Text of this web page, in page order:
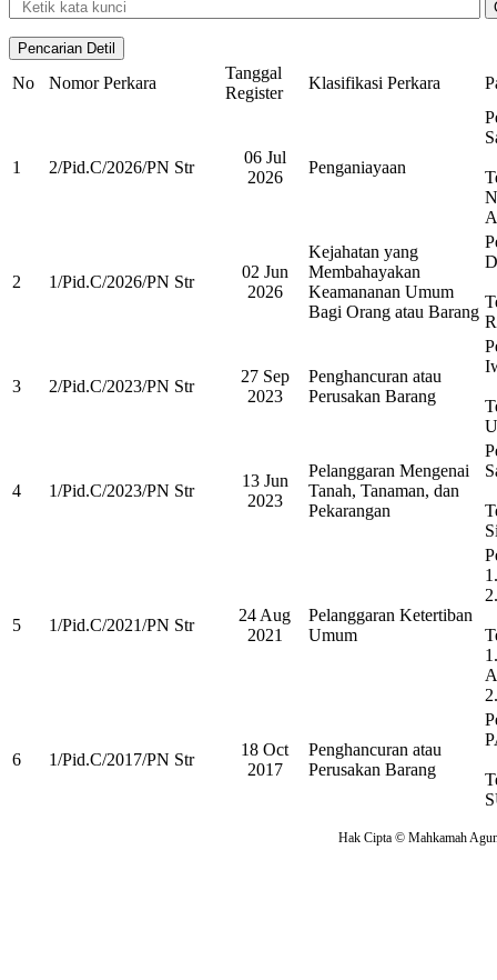
No Nomor Perkara
Tanggal
Register
Klasifikasi Perkara
1 2/Pid.C/2026/PN Str
06 Jul
2026
Penganiayaan
2 1/Pid.C/2026/PN Str
02 Jun
2026
Kejahatan yang
Membahayakan
Keamananan Umum
Bagi Orang atau Barang
3 2/Pid.C/2023/PN Str
27 Sep
2023
Penghancuran atau
Perusakan Barang
4 1/Pid.C/2023/PN Str
13 Jun
2023
Pelanggaran Mengenai
Tanah, Tanaman, dan
Pekarangan
5 1/Pid.C/2021/PN Str
24 Aug
2021
Pelanggaran Ketertiban
Umum
6 1/Pid.C/2017/PN Str
18 Oct
2017
Penghancuran atau
Perusakan Barang
Hak Cipta © Mahkamah